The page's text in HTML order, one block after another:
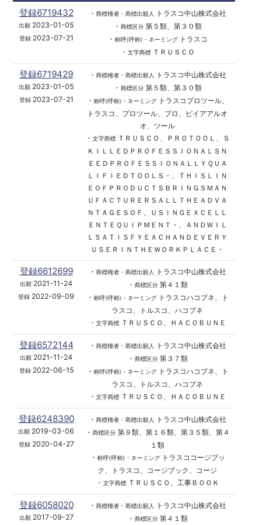
登録6719432
出願 2023-01-05
登録2023-07-21
・ 商標権者・商標出願人
トラスコ中山株式会社
・ 商標区分第５類、第３０類
・ 称呼(呼称)・ネーミングトラスコ
・ 文字商標ＴＲＵＳＣＯ
登録6719429
出願 2023-01-05
登録2023-07-21
・ 商標権者・商標出願人
トラスコ中山株式会社
・ 商標区分第５類、第３０類
・ 称呼(呼称)・ネーミングトラスコプロツール、
トラスコ、プロツール、プロ、ピイアアルオ
オ、ツール
・ 文字商標ＴＲＵＳＣＯ、ＰＲＯＴＯＯＬ、Ｓ
ＫＩＬＬＥＤＰＲＯＦＥＳＳＩＯＮＡＬＳＮ
ＥＥＤＰＲＯＦＥＳＳＩＯＮＡＬＬＹＱＵＡ
ＬＩＦＩＥＤＴＯＯＬＳ・、ＴＨＩＳＬＩＮ
ＥＯＦＰＲＯＤＵＣＴＳＢＲＩＮＧＳＭＡＮ
ＵＦＡＣＴＵＲＥＲＳＡＬＬＴＨＥＡＤＶＡ
ＮＴＡＧＥＳＯＦ、ＵＳＩＮＧＥＸＣＥＬＬ
ＥＮＴＥＱＵＩＰＭＥＮＴ・、ＡＮＤＷＩＬ
ＬＳＡＴＩＳＦＹＥＡＣＨＡＮＤＥＶＥＲＹ
ＵＳＥＲＩＮＴＨＥＷＯＲＫＰＬＡＣＥ・
登録6612699
出願 2021-11-24
登録 2022-09-09
・ 商標権者・商標出願人
トラスコ中山株式会社
・ 商標区分第４１類
・ 称呼(呼称)・ネーミングトラスコハコブネ、ト
ラスコ、トルスコ、ハコブネ
・ 文字商標ＴＲＵＳＣＯ、ＨＡＣＯＢＵＮＥ
登録6572144
出願 2021-11-24
登録2022-06-15
・ 商標権者・商標出願人
トラスコ中山株式会社
・ 商標区分第３７類
・ 称呼(呼称)・ネーミングトラスコハコブネ、ト
ラスコ、トルスコ、ハコブネ
・ 文字商標ＴＲＵＳＣＯ、ＨＡＣＯＢＵＮＥ
登録6248390
出願 2019-03-06
登録2020-04-27
・ 商標権者・商標出願人
トラスコ中山株式会社
・ 商標区分第９類、第１６類、第３５類、第４
１類
・ 称呼(呼称)・ネーミングトラスココージブッ
ク、トラスコ、コージブック、コージ
・ 文字商標ＴＲＵＳＣＯ、工事ＢＯＯＫ
登録6058020
出願2017-09-27
・ 商標権者・商標出願人
トラスコ中山株式会社
・ 商標区分第４１類